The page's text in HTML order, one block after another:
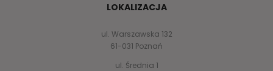
LOKALIZACJA
ul. Warszawska 132
61-031 Poznań
ul. Średnia 1